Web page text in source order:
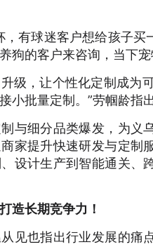
，有球迷客户想给孩子
狗的客户来咨询，当下
级，让个性化定制成为
小批量定制。”劳帼龄指
与细分品类爆发，为义
家提升快速研发与定制
设计生产到智能通关、
造长期竞争力！
见也指出行业发展的痛